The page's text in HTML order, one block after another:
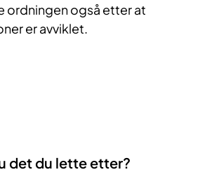
ordningen også etter at
er avviklet.
det du lette etter?